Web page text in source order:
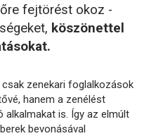
fejtörést okoz -
köszönettel
zenekari foglalkozások
hanem a zenélést
is. Így az elmúlt
bevonásával